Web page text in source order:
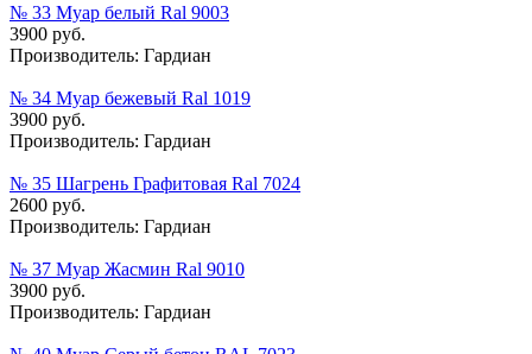
№ 33 Муар белый Ral 9003
3900 руб.
Производитель: Гардиан
№ 34 Муар бежевый Ral 1019
3900 руб.
Производитель: Гардиан
№ 35 Шагрень Графитовая Ral 7024
2600 руб.
Производитель: Гардиан
№ 37 Муар Жасмин Ral 9010
3900 руб.
Производитель: Гардиан